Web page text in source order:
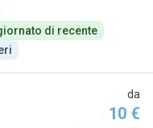
di recente
da
10 €